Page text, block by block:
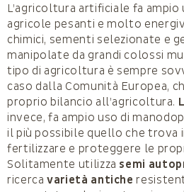
L’agricoltura artificiale fa
agricole pesanti e molto
chimici, sementi selezionate e
manipolate da grandi colossi
tipo di agricoltura è sempre
caso dalla Comunità Europea,
proprio bilancio all’agricoltura.
invece, fa ampio uso di
il più possibile quello che trova
fertilizzare e proteggere le
Solitamente utilizza semi
ricercavarietà antiche